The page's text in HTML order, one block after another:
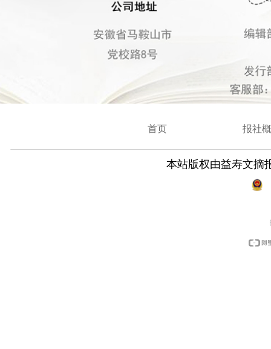
本站版权由益寿文摘
首页 报社